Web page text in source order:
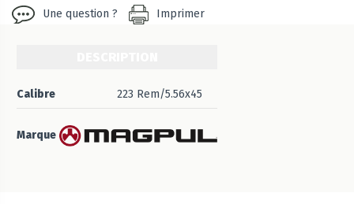
Une question ? Imprimer
Calibre 223 Rem/5.56x45
Marque